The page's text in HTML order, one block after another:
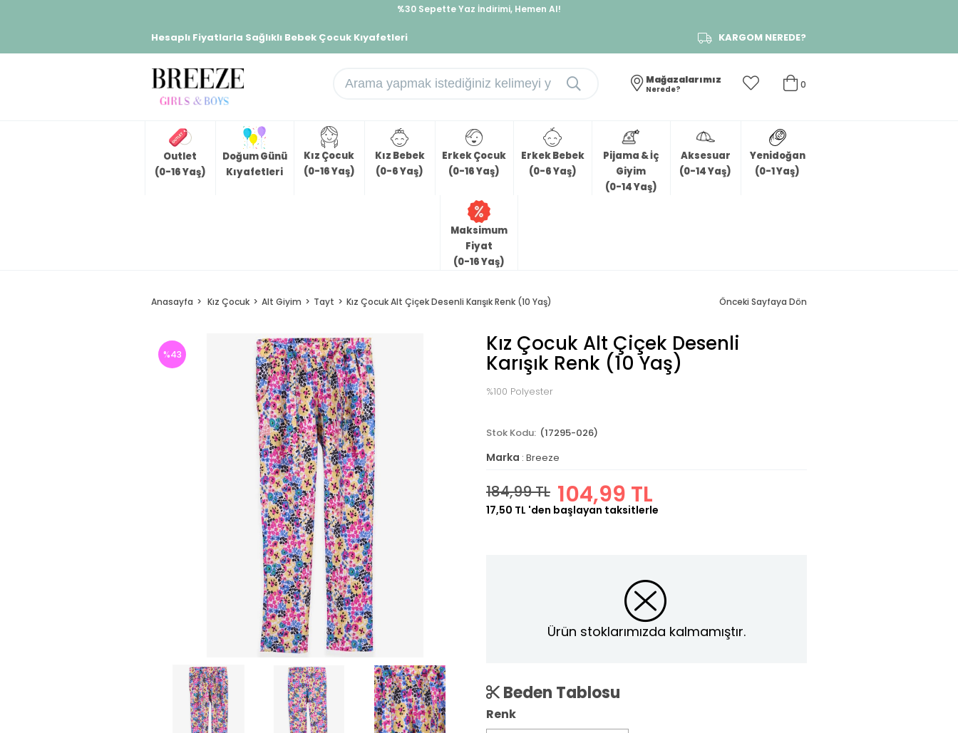
%30 Sepette Yaz İndirimi, Hemen Al!
Hesaplı Fiyatlarla Sağlıklı Bebek Çocuk Kıyafetleri KARGOM NEREDE?
0
Mağazalarımız
Nerede?
Outlet
(0-16 Yaş)
Doğum Günü
Kıyafetleri
Kız Çocuk
(0-16 Yaş)
Kız Bebek
(0-6 Yaş)
Erkek Çocuk
(0-16 Yaş)
Erkek Bebek
(0-6 Yaş)
Pijama & İç
Giyim
(0-14 Yaş)
Aksesuar
(0-14 Yaş)
Yenidoğan
(0-1 Yaş)
Maksimum
Fiyat
(0-16 Yaş)
Anasayfa Kız Çocuk Alt Giyim Tayt Kız Çocuk Alt Çiçek Desenli Karışık Renk (10 Yaş) Önceki Sayfaya Dön
%43 Kız Çocuk Alt Çiçek Desenli
Karışık Renk (10 Yaş)
%100 Polyester
(17295-026)
Marka : Breeze
184,99 TL 104,99 TL
17,50 TL 'den başlayan taksitlerle
Ürün stoklarımızda kalmamıştır.
Beden Tablosu
Renk